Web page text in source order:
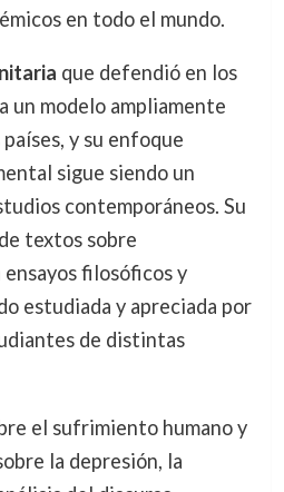
en todo el mundo.
que defendió en los
un modelo ampliamente
y su enfoque
sigue siendo un
contemporáneos. Su
textos sobre
filosóficos y
estudiada y apreciada por
de distintas
el sufrimiento humano y
la depresión, la